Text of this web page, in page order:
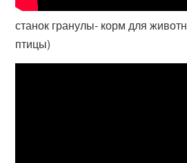
станок гранулы- корм для
птицы)